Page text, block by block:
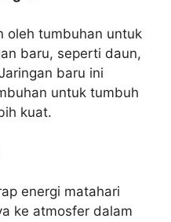
oleh tumbuhan untuk
baru, seperti daun,
baru ini
untuk tumbuh
kuat.
energi matahari
ke atmosfer dalam